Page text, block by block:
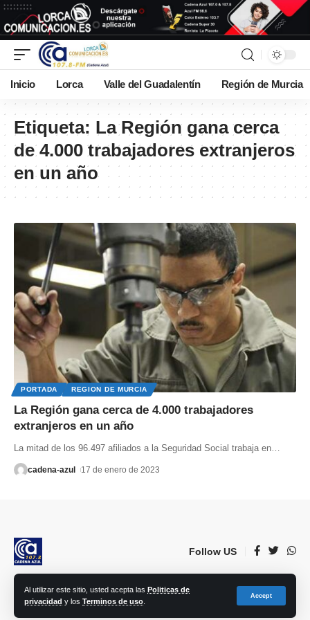
Al utilizar este sitio, usted acepta las Politicas de
privacidad y los Terminos de uso
Accept
Inicio Lorca Valle del Guadalentín Región de Murcia
Etiqueta: La Región gana cerca
de 4.000 trabajadores extranjeros
en un año
PORTADA REGION DE MURCIA
La Región gana cerca de 4.000 trabajadores
extranjeros en un año
La mitad de los 96.497 afiliados a la Seguridad Social trabaja en
cadena-azul 17 de enero de 2023
Follow US
© 2023 Lorca Comunicación, Radio, TV, prensa e Internet S.L. | Todos los
derechos reservados.